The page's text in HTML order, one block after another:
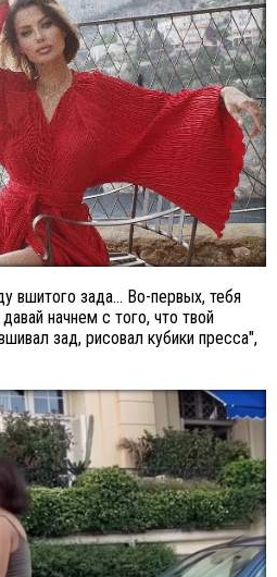
вшитого зада… Во-первых, тебя
начнем с того, что твой
зад, рисовал кубики пресса",